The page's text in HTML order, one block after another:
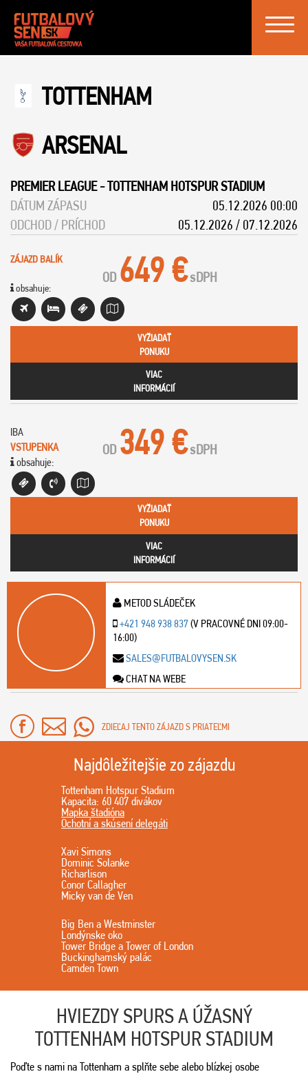
Toggle
TOTTENHAM
ARSENAL
PREMIER LEAGUE-TOTTENHAM HOTSPUR STADIUM
DÁTUM ZÁPASU
05.12.2026 00:00
ODCHOD / PRÍCHOD
05.12.2026 / 07.12.2026
ZÁJAZD BALÍK
obsahuje:
OD 649 €sDPH
VYŽIADAŤ
PONUKU
VIAC
INFORMÁCIÍ
IBA
VSTUPENKA
obsahuje:
OD 349 €sDPH
VYŽIADAŤ
PONUKU
VIAC
INFORMÁCIÍ
METOD SLÁDEČEK
+421 948 938 837(V PRACOVNÉ DNI 09:00-
16:00)
SALES@FUTBALOVYSEN.SK
CHAT NA WEBE
ZDIEĽAJ TENTO ZÁJAZD S PRIATEĽMI
Najdôležitejšie zo zájazdu
Tottenham Hotspur Stadium
Kapacita: 60 407 divákov
Mapka štadióna
Ochotní a skúsení delegáti
Xavi Simons
Dominic Solanke
Richarlison
Conor Callagher
Micky van de Ven
Big Ben a Westminster
Londýnske oko
Tower Bridge a Tower of London
Buckinghamský palác
Camden Town
HVIEZDY SPURS A ÚŽASNÝ
TOTTENHAM HOTSPUR STADIUM
Poďte s nami na Tottenham a splňte sebe alebo blízkej osobe